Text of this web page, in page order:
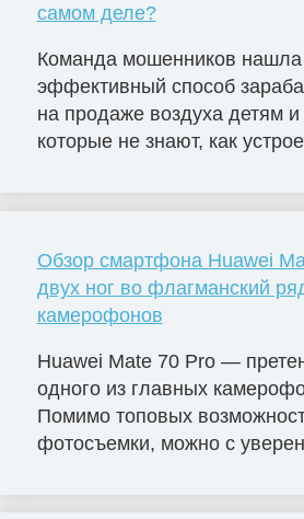
самом деле?
Команда мошенников нашла
эффективный способ
на продаже воздуха детям и
которые не знают, как
Обзор смартфона Huawei
двух ног во флагманский
камерофонов
Huawei Mate 70 Pro —
одного из главных
Помимо топовых
фотосъемки, можно с